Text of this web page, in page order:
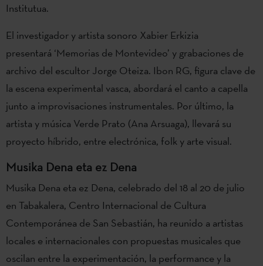
Institutua.
El investigador y artista sonoro Xabier Erkizia
presentará ‘Memorias de Montevideo’ y grabaciones de
archivo del escultor Jorge Oteiza. Ibon RG, figura clave de
la escena experimental vasca, abordará el canto a capella
junto a improvisaciones instrumentales. Por último, la
artista y música Verde Prato (Ana Arsuaga), llevará su
proyecto híbrido, entre electrónica, folk y arte visual.
Musika Dena eta ez Dena
Musika Dena eta ez Dena, celebrado del 18 al 20 de julio
en Tabakalera, Centro Internacional de Cultura
Contemporánea de San Sebastián, ha reunido a artistas
locales e internacionales con propuestas musicales que
oscilan entre la experimentación, la performance y la